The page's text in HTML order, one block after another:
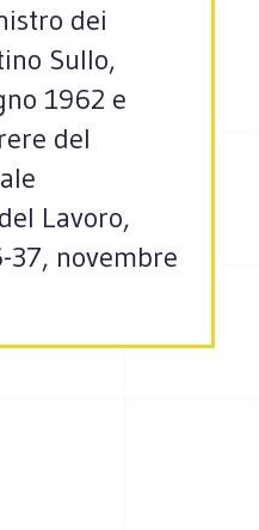
dei
Sullo,
1962 e
del
Lavoro,
37, novembre